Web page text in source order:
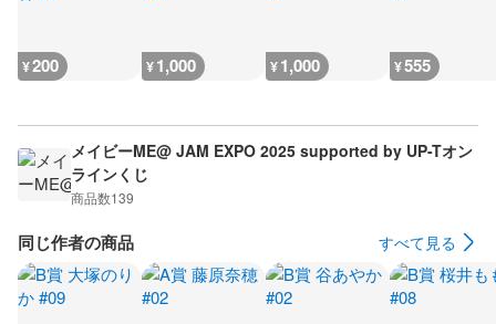
¥200 ¥1,000 ¥1,000 ¥555
メイビーME@ JAM EXPO 2025 supported by UP-Tオン
ラインくじ
商品数139
同じ作者の商品 すべて見る